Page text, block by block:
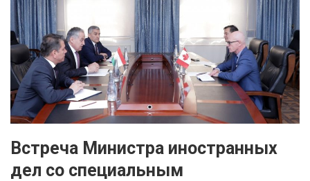
Встреча Министра иностранных
дел со специальным